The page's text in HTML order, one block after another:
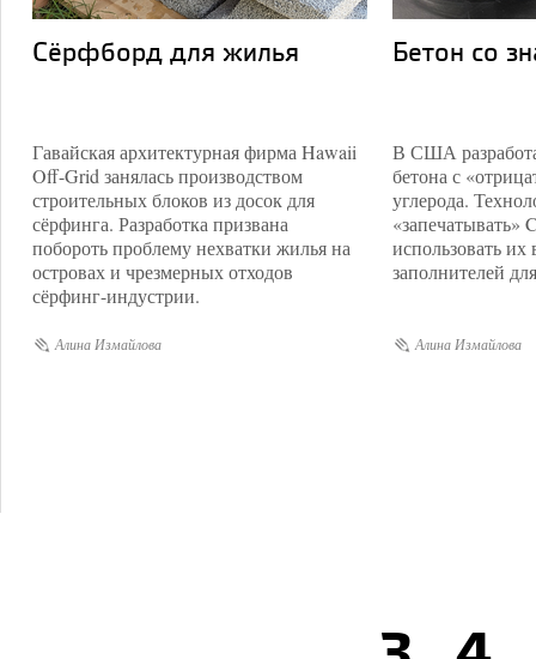
Сёрфборд для жилья
Гавайская архитектурная фирма Hawaii
Off-Grid занялась производством
строительных блоков из досок для
сёрфинга. Разработка призвана
побороть проблему нехватки жилья на
островах и чрезмерных отходов
сёрфинг-индустрии.
Алина Измайлова
Бетон со
В США
бетона с
углерода.
«запечатывать»
использовать их
заполнителей
Алина Измайлова